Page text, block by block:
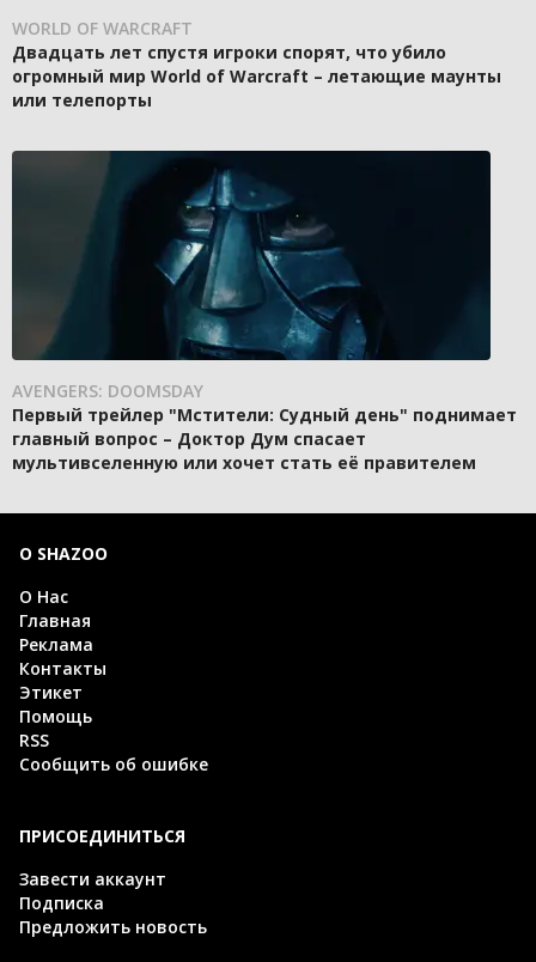
WORLD OF WARCRAFT
Двадцать лет спустя игроки спорят, что убило
огромный мир World of Warcraft – летающие маунты
или телепорты
AVENGERS: DOOMSDAY
Первый трейлер "Мстители: Судный день" поднимает
главный вопрос – Доктор Дум спасает
мультивселенную или хочет стать её правителем
О SHAZOO
О Нас
Главная
Реклама
Контакты
Этикет
Помощь
RSS
Сообщить об ошибке
ПРИСОЕДИНИТЬСЯ
Завести аккаунт
Подписка
Предложить новость